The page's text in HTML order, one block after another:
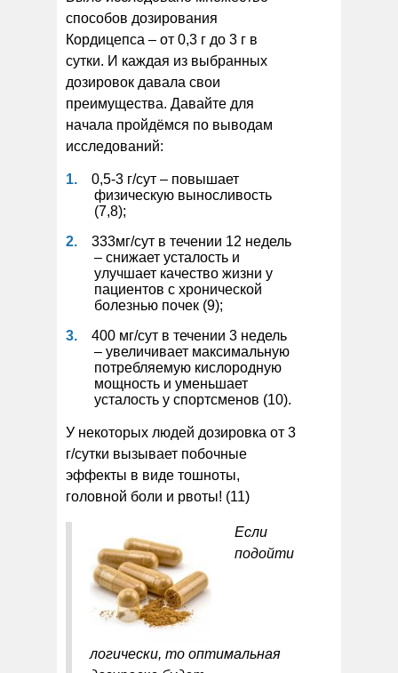
способов дозирования
Кордицепса – от 0,3 г до 3 г в
сутки. И каждая из выбранных
дозировок давала свои
преимущества. Давайте для
начала пройдёмся по выводам
исследований:
0,5-3 г/сут – повышает
физическую выносливость
(7,8);
333мг/сут в течении 12 недель
– снижает усталость и
улучшает качество жизни у
пациентов с хронической
болезнью почек (9);
400 мг/сут в течении 3 недель
– увеличивает максимальную
потребляемую кислородную
мощность и уменьшает
усталость у спортсменов (10).
У некоторых людей дозировка от 3
г/сутки вызывает побочные
эффекты в виде тошноты,
головной боли и рвоты! (11)
Если
подойти
логически, то оптимальная